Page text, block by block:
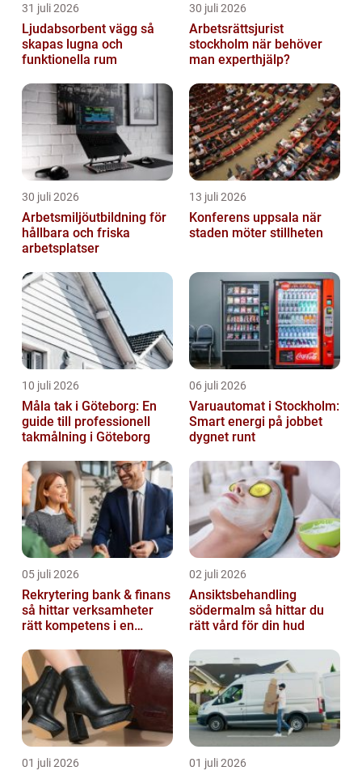
31 juli 2026
Ljudabsorbent vägg så
skapas lugna och
funktionella rum
30 juli 2026
Arbetsrättsjurist
stockholm när behöver
man experthjälp?
30 juli 2026
Arbetsmiljöutbildning för
hållbara och friska
arbetsplatser
13 juli 2026
Konferens uppsala när
staden möter stillheten
10 juli 2026
Måla tak i Göteborg: En
guide till professionell
takmålning i Göteborg
06 juli 2026
Varuautomat i Stockholm:
Smart energi på jobbet
dygnet runt
05 juli 2026
Rekrytering bank & finans
så hittar verksamheter
rätt kompetens i en
02 juli 2026
Ansiktsbehandling
södermalm så hittar du
rätt vård för din hud
01 juli 2026 01 juli 2026